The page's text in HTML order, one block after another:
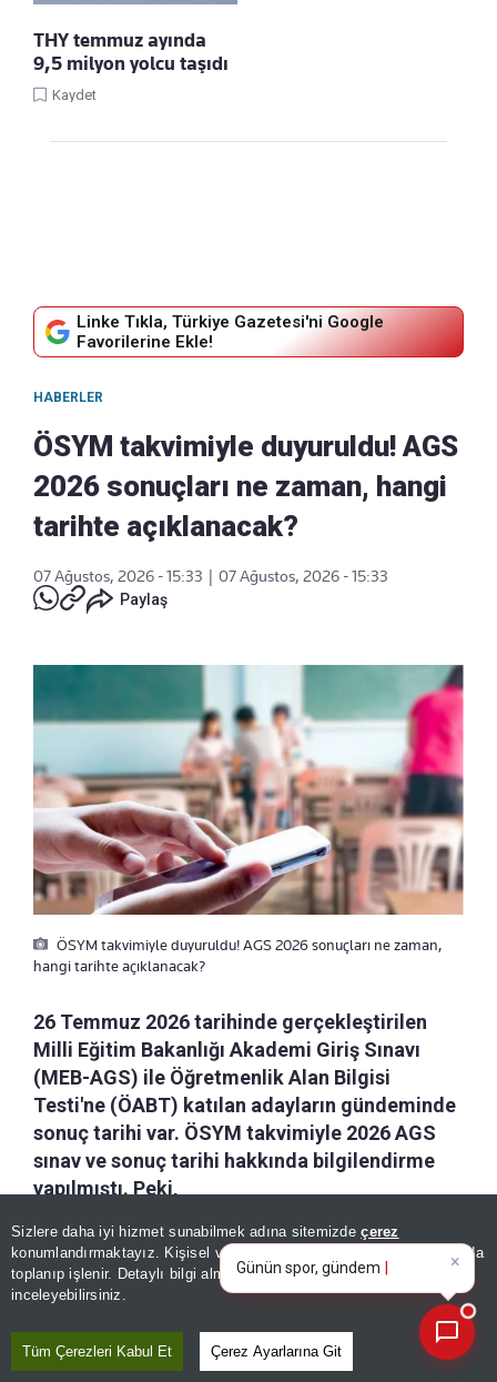
Sizlere daha iyi hizmet sunabilmek adına sitemizdeçerez
konumlandırmaktayız. Kişisel verileriniz, KVKK ve GDPR kapsamında
toplanıp işlenir. Detaylı bilgi almak içinAydınlatma Metnimizi
inceleyebilirsiniz.
Tüm Çerezleri Kabul Et Çerez Ayarlarına Git
THY temmuz ayında
9,5 milyon yolcu taşıdı
Kaydet
Linke Tıkla, Türkiye Gazetesi'ni Google
Favorilerine Ekle!
HABERLER
ÖSYM takvimiyle duyuruldu! AGS
2026 sonuçları ne zaman, hangi
tarihte açıklanacak?
07 Ağustos, 2026 - 15:33
07 Ağustos, 2026 - 15:33
Paylaş
ÖSYM takvimiyle duyuruldu! AGS 2026 sonuçları ne zaman,
hangi tarihte açıklanacak?
26 Temmuz 2026 tarihinde gerçekleştirilen
Milli Eğitim Bakanlığı Akademi Giriş Sınavı
(MEB-AGS) ile Öğretmenlik Alan Bilgisi
Testi'ne (ÖABT) katılan adayların gündeminde
sonuç tarihi var. ÖSYM takvimiyle 2026 AGS
sınav ve sonuç tarihi hakkında bilgilendirme
yapılmıştı. Peki,
Kaydet
2026 Milli Eğitim Bakanlığı Akademi Giriş Sınavı
(MEB-AGS), 26 Temmuz 2026 tarihinde Türkiye
Günün spor, gündem ve
ekonomi gelişmelerini analiz
edin!